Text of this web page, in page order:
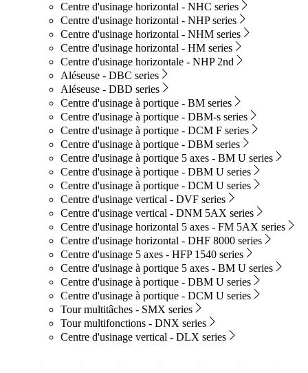
Centre d'usinage horizontal - NHC series
Centre d'usinage horizontal - NHP series
Centre d'usinage horizontal - NHM series
Centre d'usinage horizontal - HM series
Centre d'usinage horizontale - NHP 2nd
Aléseuse - DBC series
Aléseuse - DBD series
Centre d'usinage à portique - BM series
Centre d'usinage à portique - DBM-s series
Centre d'usinage à portique - DCM F series
Centre d'usinage à portique - DBM series
Centre d'usinage à portique 5 axes - BM U series
Centre d'usinage à portique - DBM U series
Centre d'usinage à portique - DCM U series
Centre d'usinage vertical - DVF series
Centre d'usinage vertical - DNM 5AX series
Centre d'usinage horizontal 5 axes - FM 5AX series
Centre d'usinage horizontal - DHF 8000 series
Centre d'usinage 5 axes - HFP 1540 series
Centre d'usinage à portique 5 axes - BM U series
Centre d'usinage à portique - DBM U series
Centre d'usinage à portique - DCM U series
Tour multitâches - SMX series
Tour multifonctions - DNX series
Centre d'usinage vertical - DLX series